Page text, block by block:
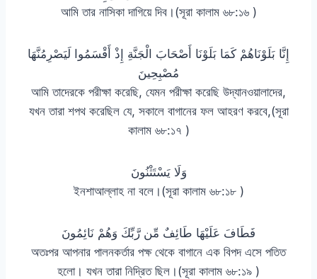
আমি তার নাসিকা দাগিয়ে দিব।(সূরা কালাম ৬৮:১৬ )
إِنَّا بَلَوْنَاهُمْ كَمَا بَلَوْنَا أَصْحَابَ الْجَنَّةِ إِذْ أَقْسَمُوا لَيَصْرِمُنَّهَا
مُصْبِحِينَ
আমি তাদেরকে পরীক্ষা করেছি, যেমন পরীক্ষা করেছি উদ্যানওয়ালাদের,
যখন তারা শপথ করেছিল যে, সকালে বাগানের ফল আহরণ করবে,(সূরা
কালাম ৬৮:১৭ )
وَلَا يَسْتَثْنُونَ
ইনশাআল্লাহ না বলে।(সূরা কালাম ৬৮:১৮ )
فَطَافَ عَلَيْهَا طَائِفٌ مِّن رَّبِّكَ وَهُمْ نَائِمُونَ
অতঃপর আপনার পালনকর্তার পক্ষ থেকে বাগানে এক বিপদ এসে পতিত
হলো। যখন তারা নিদ্রিত ছিল।(সূরা কালাম ৬৮:১৯ )